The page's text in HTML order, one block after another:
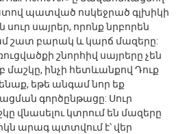
պատված ոսկեջրած գլխիկի
սայրեր, որոնք նրբորեն
շատ բարակ և կարճ մազերը:
շնորհիվ սայրերը չեն
մաշկը, ինչի հետևանքով Դուք
եթե անգամ նոր եք
գործընթացը: Սուր
վնասելու կտրում են մազերը
արագ պտտվում է՝ վեր